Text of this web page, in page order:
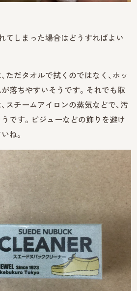
てしまった場合はどうすればよい
ただタオルで拭くのではなく、ホッ
落ちやすいそうです。それでも取
スチームアイロンの蒸気などで、汚
です。ビジューなどの飾りを避け
ね。